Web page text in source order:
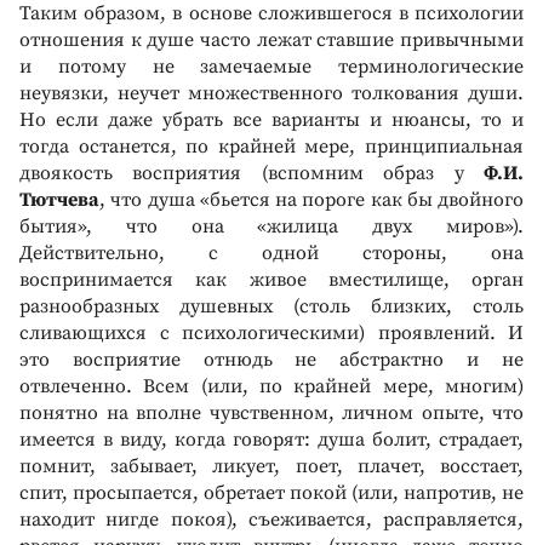
Таким образом, в основе сложившегося в психологии
отношения к душе часто лежат ставшие привычными
и потому не замечаемые терминологические
неувязки, неучет множественного толкования души.
Но если даже убрать все варианты и нюансы, то и
тогда останется, по крайней мере, принципиальная
двоякость восприятия (вспомним образ у Ф.И.
Тютчева, что душа «бьется на пороге как бы двойного
бытия», что она «жилица двух миров»).
Действительно, с одной стороны, она
воспринимается как живое вместилище, орган
разнообразных душевных (столь близких, столь
сливающихся с психологическими) проявлений. И
это восприятие отнюдь не абстрактно и не
отвлеченно. Всем (или, по крайней мере, многим)
понятно на вполне чувственном, личном опыте, что
имеется в виду, когда говорят: душа болит, страдает,
помнит, забывает, ликует, поет, плачет, восстает,
спит, просыпается, обретает покой (или, напротив, не
находит нигде покоя), съеживается, расправляется,